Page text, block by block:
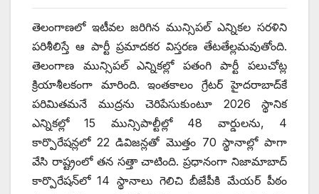
తెలంగాణలో ఇటీవల జరిగిన మున్సిపల్ ఎన్నికల సరళిని
పరిశీలిస్తే ఆ పార్టీ ప్రమాదకర విస్తరణ తేటతేల్లమవుతోంది.
తెలంగాణ మున్సిపల్ ఎన్నికల్లో పతంగి పార్టీ పలుచోట్ల
క్రియాశీలకంగా మారింది. ఇంతకాలం గ్రేటర్ హైదరాబాద్‌కే
పరిమితమనే ముద్రను చెరిపేసుకుంటూ 2026 స్థానిక
ఎన్నికల్లో 15 మున్సిపాల్టీల్లో 48 వార్డులను, 4
కార్పొరేషన్లలో 22 డివిజన్లతో మొత్తం 70 స్థానాల్లో పాగా
వేసి రాష్ట్రంలో తన సత్తా చాటింది. ప్రధానంగా నిజామాబాద్
కార్పొరేషన్‌లో 14 స్థానాలు గెలిచి బీజేపీకి మేయర్ పీఠం